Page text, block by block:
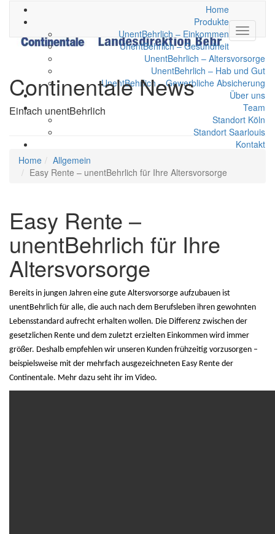
Home
Produkte
UnentBehrlich – Einkommen
UnentBehrlich – Gesundheit
UnentBehrlich – Altersvorsorge
UnentBehrlich – Hab und Gut
UnentBehrlich – Gewerbliche Absicherung
Über uns
Team
Standort Köln
Standort Saarlouis
Kontakt
Continentale News
Einfach unentBehrlich
Home
Allgemein
Easy Rente – unentBehrlich für Ihre Altersvorsorge
Easy Rente –
unentBehrlich für Ihre
Altersvorsorge
Bereits in jungen Jahren eine gute Altersvorsorge aufzubauen ist
unentBehrlich für alle, die auch nach dem Berufsleben ihren gewohnten
Lebensstandard aufrecht erhalten wollen. Die Differenz zwischen der
gesetzlichen Rente und dem zuletzt erzielten Einkommen wird immer
größer. Deshalb empfehlen wir unseren Kunden frühzeitig vorzusorgen –
beispielsweise mit der mehrfach ausgezeichneten Easy Rente der
Continentale. Mehr dazu seht ihr im Video.